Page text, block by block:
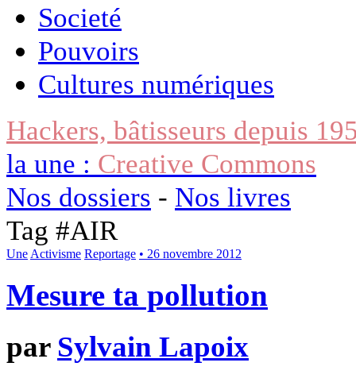
Societé
Pouvoirs
Cultures numériques
Hackers, bâtisseurs depuis
la une : Creative Commons
Nos dossiers - Nos livres
Tag #AIR
Une Activisme Reportage • 26 novembre 2012
Mesure ta pollution
par Sylvain Lapoix